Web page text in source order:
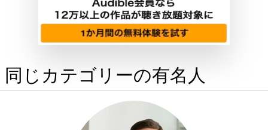
同じカテゴリーの有名人